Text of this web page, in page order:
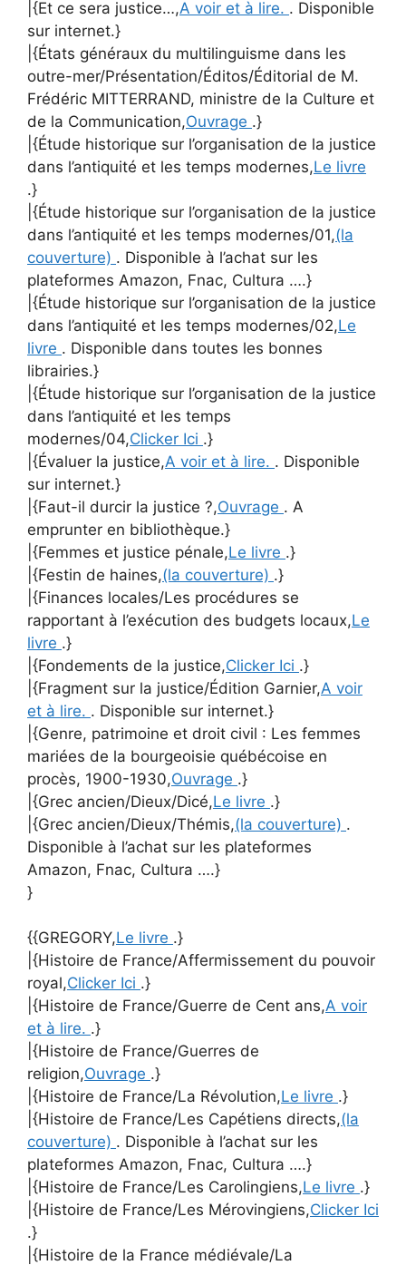
|{Et ce sera justice…,A voir et à lire. . Disponible
sur internet.}
|{États généraux du multilinguisme dans les
outre-mer/Présentation/Éditos/Éditorial de M.
Frédéric MITTERRAND, ministre de la Culture et
de la Communication,Ouvrage .}
|{Étude historique sur l’organisation de la justice
dans l’antiquité et les temps modernes,Le livre
.}
|{Étude historique sur l’organisation de la justice
dans l’antiquité et les temps modernes/01,(la
couverture) . Disponible à l’achat sur les
plateformes Amazon, Fnac, Cultura ….}
|{Étude historique sur l’organisation de la justice
dans l’antiquité et les temps modernes/02,Le
livre . Disponible dans toutes les bonnes
librairies.}
|{Étude historique sur l’organisation de la justice
dans l’antiquité et les temps
modernes/04,Clicker Ici .}
|{Évaluer la justice,A voir et à lire. . Disponible
sur internet.}
|{Faut-il durcir la justice ?,Ouvrage . A
emprunter en bibliothèque.}
|{Femmes et justice pénale,Le livre .}
|{Festin de haines,(la couverture) .}
|{Finances locales/Les procédures se
rapportant à l’exécution des budgets locaux,Le
livre .}
|{Fondements de la justice,Clicker Ici .}
|{Fragment sur la justice/Édition Garnier,A voir
et à lire. . Disponible sur internet.}
|{Genre, patrimoine et droit civil : Les femmes
mariées de la bourgeoisie québécoise en
procès, 1900-1930,Ouvrage .}
|{Grec ancien/Dieux/Dicé,Le livre .}
|{Grec ancien/Dieux/Thémis,(la couverture) .
Disponible à l’achat sur les plateformes
Amazon, Fnac, Cultura ….}
}
{{GREGORY,Le livre .}
|{Histoire de France/Affermissement du pouvoir
royal,Clicker Ici .}
|{Histoire de France/Guerre de Cent ans,A voir
et à lire. .}
|{Histoire de France/Guerres de
religion,Ouvrage .}
|{Histoire de France/La Révolution,Le livre .}
|{Histoire de France/Les Capétiens directs,(la
couverture) . Disponible à l’achat sur les
plateformes Amazon, Fnac, Cultura ….}
|{Histoire de France/Les Carolingiens,Le livre .}
|{Histoire de France/Les Mérovingiens,Clicker Ici
.}
|{Histoire de la France médiévale/La